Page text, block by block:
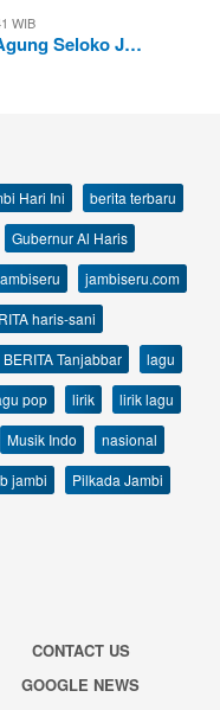
WIB
Seloko J…
Hari Ini
berita terbaru
Gubernur Al Haris
jambiseru.com
haris-sani
Tanjabbar
lagu
pop lirik
lirik lagu
Musik Indo
nasional
jambi
Pilkada Jambi
CONTACT US
GOOGLE NEWS